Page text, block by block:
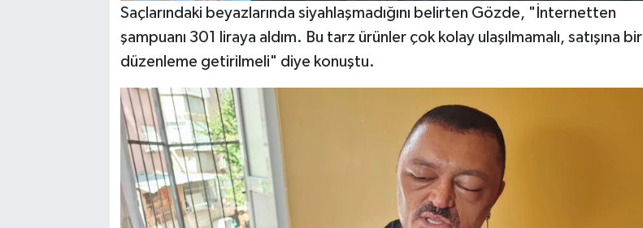
Saçlarındaki beyazlarında siyahlaşmadığını belirten Gözde, "İnternetten
şampuanı 301 liraya aldım. Bu tarz ürünler çok kolay ulaşılmamalı, satışına bir
düzenleme getirilmeli" diye konuştu.